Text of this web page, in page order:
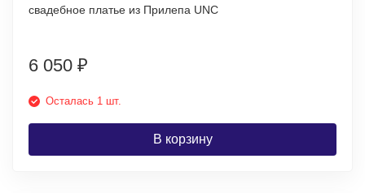
свадебное платье из Прилепа UNC
6 050 ₽
Осталась 1 шт.
В корзину